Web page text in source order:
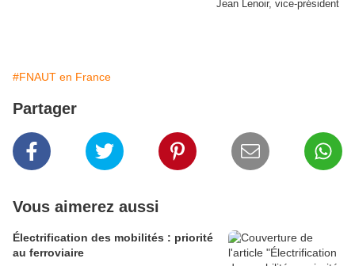
Jean Lenoir, vice-président
#FNAUT en France
Partager
Vous aimerez aussi
Électrification des mobilités : priorité
au ferroviaire